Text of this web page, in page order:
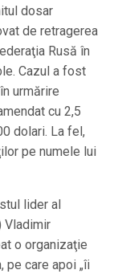
dosar
de retragerea
Rusă în
Cazul a fost
urmărire
cu 2,5
dolari. La fel,
pe numele lui
lider al
Vladimir
o organizaţie
pe care apoi „îi